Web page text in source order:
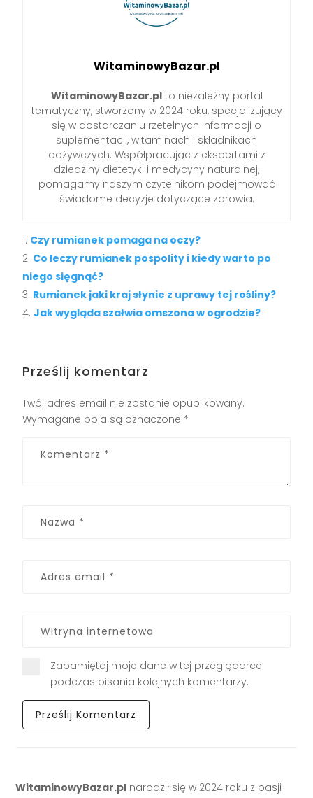
WitaminowyBazar.pl
WitaminowyBazar.plto niezależny portal
tematyczny, stworzony w 2024 roku, specjalizujący
się w dostarczaniu rzetelnych informacji o
suplementacji, witaminach i składnikach
odżywczych. Współpracując z ekspertami z
dziedziny dietetyki i medycyny naturalnej,
pomagamy naszym czytelnikom podejmować
świadome decyzje dotyczące zdrowia.
Czy rumianek pomaga na oczy?
Co leczy rumianek pospolity i kiedy warto po
niego sięgnąć?
Rumianek jaki kraj słynie z uprawy tej rośliny?
Jak wygląda szałwia omszona w ogrodzie?
Prześlij komentarz
Twój adres email nie zostanie opublikowany.
Wymagane pola są oznaczone *
Zapamiętaj moje dane w tej przeglądarce
podczas pisania kolejnych komentarzy.
WitaminowyBazar.pl narodził się w 2024 roku z pasji